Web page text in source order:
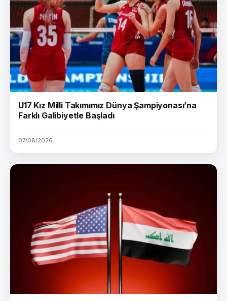
U17 Kız Milli Takımımız Dünya Şampiyonası’na
Farklı Galibiyetle Başladı
07/08/2026